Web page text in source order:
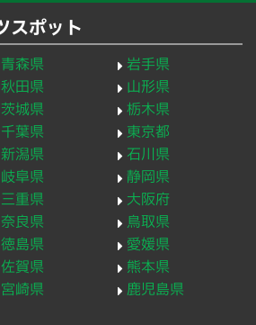
スポット
青森県
岩手県
秋田県
山形県
茨城県
栃木県
千葉県
東京都
新潟県
石川県
岐阜県
静岡県
三重県
大阪府
奈良県
鳥取県
徳島県
愛媛県
佐賀県
熊本県
宮崎県
鹿児島県